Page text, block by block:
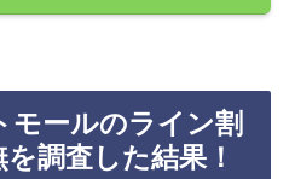
モールのライン割
調査した結果！